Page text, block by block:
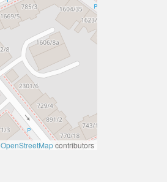
OpenStreetMapcontributors